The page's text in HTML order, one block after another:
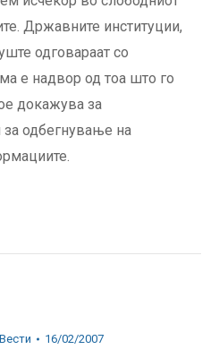
Државните институции,
одговараат со
е надвор од тоа што го
докажува за
за одбегнување на
Вести 16/02/2007